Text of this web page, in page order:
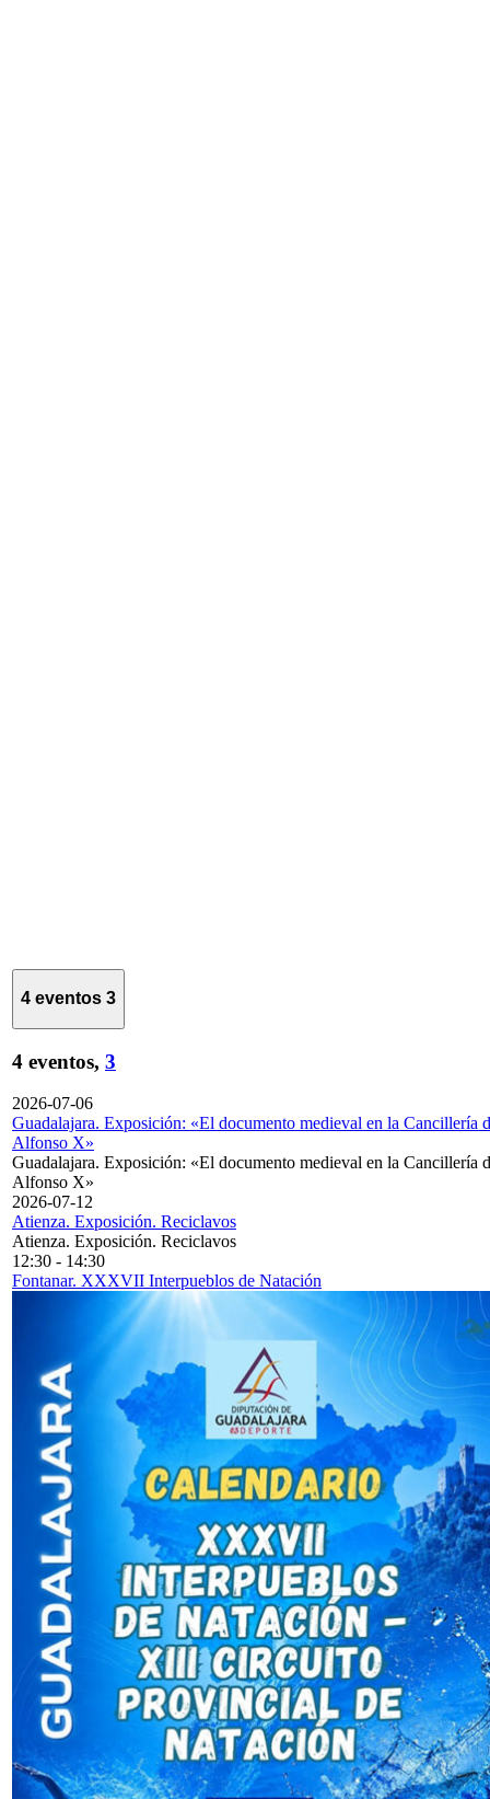
4 eventos 3
4 eventos, 3
2026-07-06
Guadalajara. Exposición: «El documento medieval en la Cancillería
Alfonso X»
Guadalajara. Exposición: «El documento medieval en la Cancillería
Alfonso X»
2026-07-12
Atienza. Exposición. Reciclavos
Atienza. Exposición. Reciclavos
12:30 - 14:30
Fontanar. XXXVII Interpueblos de Natación